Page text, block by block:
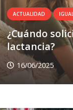
ACTUALIDAD
¿Cuándo
lactancia?
16/06/2025